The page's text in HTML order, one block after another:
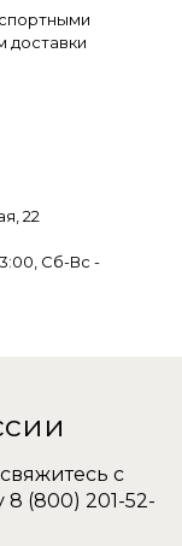
доставки
22
Сб-Вс -
с
8 (800) 201-52-